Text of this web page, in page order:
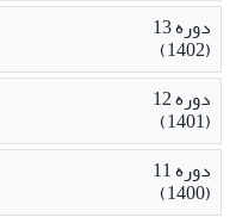
دوره 13
(1402)
دوره 12
(1401)
دوره 11
(1400)